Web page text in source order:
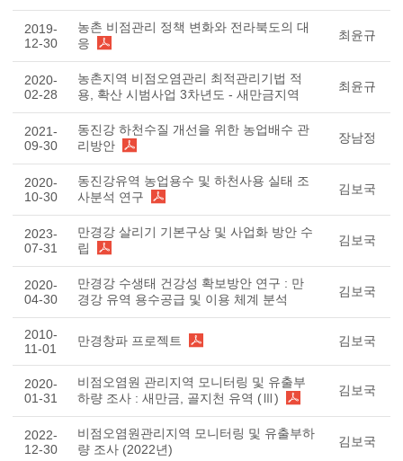
2019-
12-30
농촌 비점관리 정책 변화와 전라북도의 대
응
최윤규
2020-
02-28
농촌지역 비점오염관리 최적관리기법 적
용, 확산 시범사업 3차년도 - 새만금지역
최윤규
2021-
09-30
동진강 하천수질 개선을 위한 농업배수 관
리방안
장남정
2020-
10-30
동진강유역 농업용수 및 하천사용 실태 조
사분석 연구
김보국
2023-
07-31
만경강 살리기 기본구상 및 사업화 방안 수
립
김보국
2020-
04-30
만경강 수생태 건강성 확보방안 연구 : 만
경강 유역 용수공급 및 이용 체계 분석
김보국
2010-
11-01
만경창파 프로젝트 김보국
2020-
01-31
비점오염원 관리지역 모니터링 및 유출부
하량 조사 : 새만금, 골지천 유역 (Ⅲ)
김보국
2022-
12-30
비점오염원관리지역 모니터링 및 유출부하
량 조사 (2022년)
김보국